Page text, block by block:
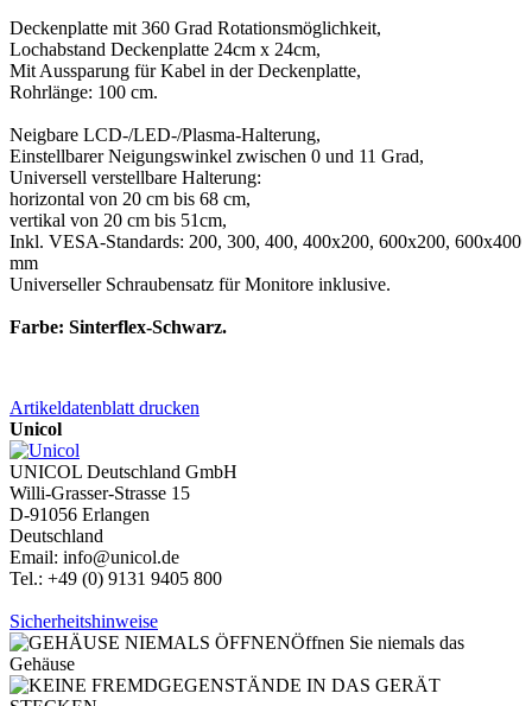
Deckenplatte mit 360 Grad Rotationsmöglichkeit,
Lochabstand Deckenplatte 24cm x 24cm,
Mit Aussparung für Kabel in der Deckenplatte,
Rohrlänge: 100 cm.
Neigbare LCD-/LED-/Plasma-Halterung,
Einstellbarer Neigungswinkel zwischen 0 und 11 Grad,
Universell verstellbare Halterung:
horizontal von 20 cm bis 68 cm,
vertikal von 20 cm bis 51cm,
Inkl. VESA-Standards: 200, 300, 400, 400x200, 600x200, 600x400
mm
Universeller Schraubensatz für Monitore inklusive.
Farbe: Sinterflex-Schwarz.
Artikeldatenblatt drucken
Unicol
UNICOL Deutschland GmbH
Willi-Grasser-Strasse 15
D-91056 Erlangen
Deutschland
Email: info@unicol.de
Tel.: +49 (0) 9131 9405 800
Sicherheitshinweise
Öffnen Sie niemals das
Gehäuse